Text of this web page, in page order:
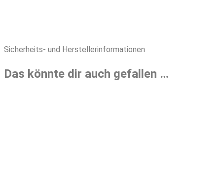
Sicherheits- und Herstellerinformationen
Das könnte dir auch gefallen …